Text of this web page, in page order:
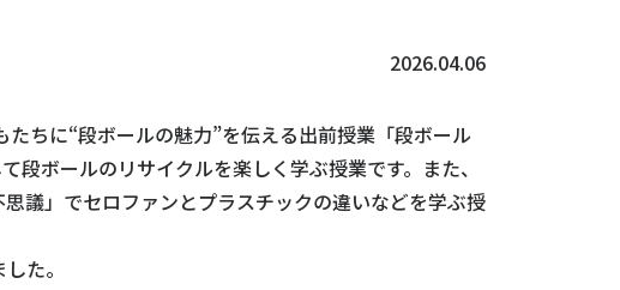
2026.04.06
ちに“段ボールの魅力”を伝える出前授業「段ボール
ボールのリサイクルを楽しく学ぶ授業です。また、
議」でセロファンとプラスチックの違いなどを学ぶ授
た。